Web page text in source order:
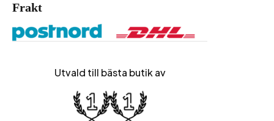
Frakt
Utvald till bästa butik av